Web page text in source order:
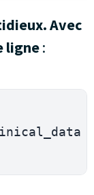
Avec
ligne: